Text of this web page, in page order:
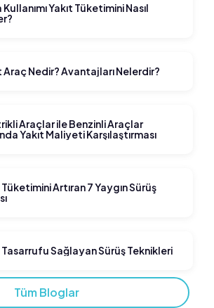
Kullanımı Yakıt Tüketimini Nasıl
Araç Nedir? Avantajları Nelerdir?
Araçlar ile Benzinli Araçlar
Yakıt Maliyeti Karşılaştırması
Tüketimini Artıran 7 Yaygın Sürüş
Tasarrufu Sağlayan Sürüş Teknikleri
Tüm Bloglar